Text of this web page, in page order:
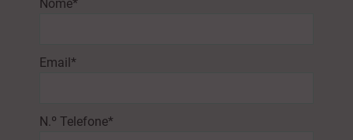
Nome*
Email*
N.º Telefone*